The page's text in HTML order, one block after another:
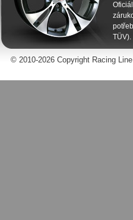
TÜV).
© 2010-2026 Copyright Racing